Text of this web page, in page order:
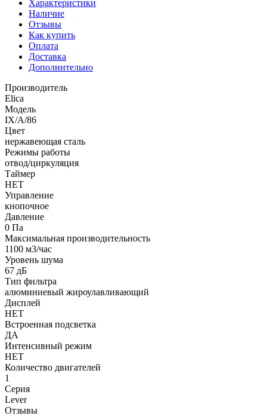
Характеристики
Наличие
Отзывы
Как купить
Оплата
Доставка
Дополнительно
Производитель
Elica
Модель
IX/A/86
Цвет
нержавеющая сталь
Режимы работы
отвод/циркуляция
Таймер
НЕТ
Управление
кнопочное
Давление
0 Па
Максимальная производительность
1100 м3/час
Уровень шума
67 дБ
Тип фильтра
алюминиевый жироулавливающий
Дисплей
НЕТ
Встроенная подсветка
ДА
Интенсивный режим
НЕТ
Количество двигателей
1
Серия
Lever
Отзывы